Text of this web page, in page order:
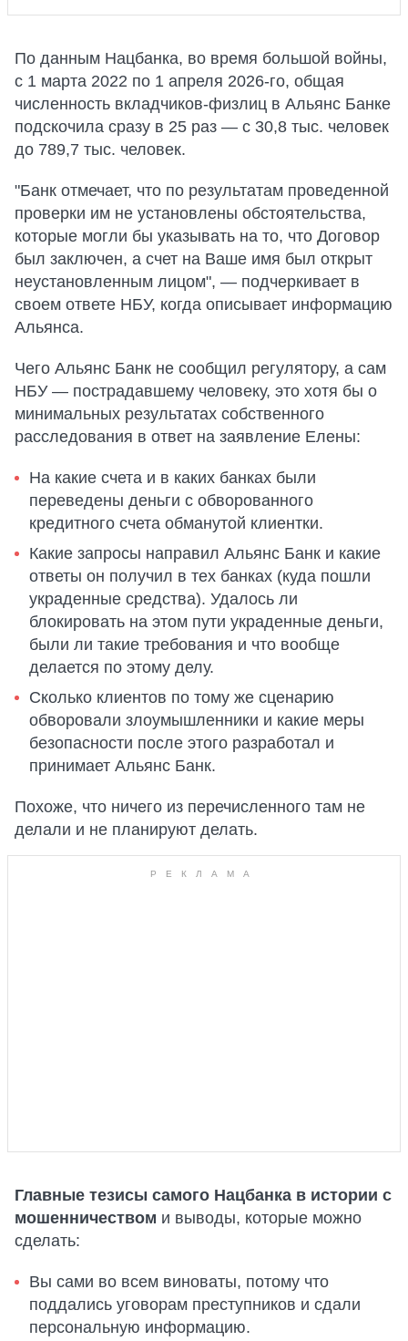
По данным Нацбанка, во время большой войны,
с 1 марта 2022 по 1 апреля 2026-го, общая
численность вкладчиков-физлиц в Альянс Банке
подскочила сразу в 25 раз — с 30,8 тыс. человек
до 789,7 тыс. человек.
"Банк отмечает, что по результатам проведенной
проверки им не установлены обстоятельства,
которые могли бы указывать на то, что Договор
был заключен, а счет на Ваше имя был открыт
неустановленным лицом", — подчеркивает в
своем ответе НБУ, когда описывает информацию
Альянса.
Чего Альянс Банк не сообщил регулятору, а сам
НБУ — пострадавшему человеку, это хотя бы о
минимальных результатах собственного
расследования в ответ на заявление Елены:
На какие счета и в каких банках были
переведены деньги с обворованного
кредитного счета обманутой клиентки.
Какие запросы направил Альянс Банк и какие
ответы он получил в тех банках (куда пошли
украденные средства). Удалось ли
блокировать на этом пути украденные деньги,
были ли такие требования и что вообще
делается по этому делу.
Сколько клиентов по тому же сценарию
обворовали злоумышленники и какие меры
безопасности после этого разработал и
принимает Альянс Банк.
Похоже, что ничего из перечисленного там не
делали и не планируют делать.
Главные тезисы самого Нацбанка в истории с
мошенничеством и выводы, которые можно
сделать:
Вы сами во всем виноваты, потому что
поддались уговорам преступников и сдали
персональную информацию.